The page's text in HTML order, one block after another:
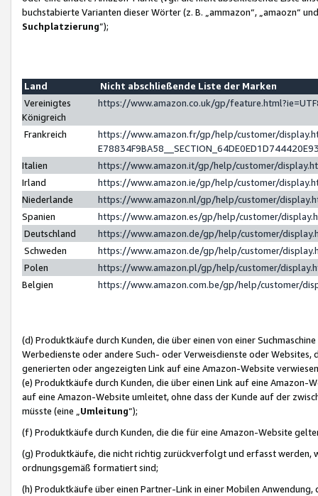
buchstabierte Varianten dieser Wörter (z. B. „ammazon“, „amaozn“
Suchplatzierung”);
Land
Nicht abschließende Liste der Marken
Vereinigtes
Königreich
https://www.amazon.co.uk/gp/
Frankreich
https://www.amazon.fr/gp/help/customer/
Italien
https://www.amazon.it/gp/help/customer/
Irland
https://www.amazon.ie/gp/help/customer/
Niederlande
https://www.amazon.nl/gp/help/customer/
Spanien
https://www.amazon.es/gp/help/customer/
Deutschland
https://www.amazon.de/gp/help/customer/
Schweden
https://www.amazon.de/gp/help/customer/
Polen
https://www.amazon.pl/gp/help/customer/
Belgien
https://www.amazon.com.be/gp/help/customer/
(d) Produktkäufe durch Kunden, die über einen von einer
Werbedienste oder andere Such- oder Verweisdienste oder Websites,
generierten oder angezeigten Link auf eine Amazon-Website
(e) Produktkäufe durch Kunden, die über einen Link auf eine
auf eine Amazon-Website umleitet, ohne dass der Kunde auf der
müsste (eine „ Umleitung“);
(f) Produktkäufe durch Kunden, die die für eine Amazon-Website
(g) Produktkäufe, die nicht richtig zurückverfolgt und erfasst werden,
ordnungsgemäß formatiert sind;
(h) Produktkäufe über einen Partner-Link in einer Mobilen